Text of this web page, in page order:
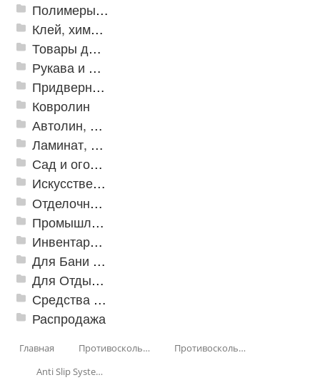
Полимеры и пластики
Клей, химия, сопутствующие товары
Товары для дома
Рукава и шланги промышленные
Придверные решетки
Ковролин
Автолин, Транслин, Линолеум
Ламинат, Кварцвиниловая плитка SPC
Сад и огород
Искусственная трава
Отделочные профили
Промышленный текстиль
Инвентарь для клининга
Для Бани и Сауны
Для Отдыха и Пикника
Средства от насекомых и садовых вредителей
Распродажа
Главная Противоскользящая защита для лестниц, профили, ленты
Противоскользящие ленты
Anti Slip Systems